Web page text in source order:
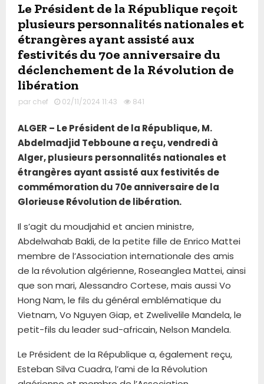
Le Président de la République reçoit
plusieurs personnalités nationales et
étrangères ayant assisté aux
festivités du 70e anniversaire du
déclenchement de la Révolution de
libération
par chef 02/11/2024 11:43 841
ALGER – Le Président de la République, M.
Abdelmadjid Tebboune a reçu, vendredi à
Alger, plusieurs personnalités nationales et
étrangères ayant assisté aux festivités de
commémoration du 70e anniversaire de la
Glorieuse Révolution de libération.
Il s’agit du moudjahid et ancien ministre,
Abdelwahab Bakli, de la petite fille de Enrico Mattei
membre de l’Association internationale des amis
de la révolution algérienne, Roseanglea Mattei, ainsi
que son mari, Alessandro Cortese, mais aussi Vo
Hong Nam, le fils du général emblématique du
Vietnam, Vo Nguyen Giap, et Zwelivelile Mandela, le
petit-fils du leader sud-africain, Nelson Mandela.
Le Président de la République a, également reçu,
Esteban Silva Cuadra, l’ami de la Révolution